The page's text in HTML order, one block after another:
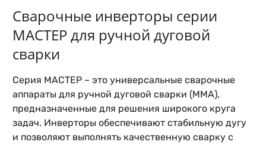
Сварочные инверторы серии
МАСТЕР для ручной дуговой
сварки
Серия МАСТЕР – это универсальные сварочные
аппараты для ручной дуговой сварки (MMA),
предназначенные для решения широкого круга
задач. Инверторы обеспечивают стабильную дугу
и позволяют выполнять качественную сварку с